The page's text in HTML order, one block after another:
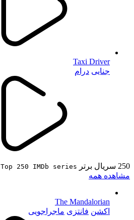
Taxi Driver
جنایی درام
250 سریال برتر IMDb Top 250 IMDb series
مشاهده همه
The Mandalorian
اکشن فانتزی ماجراجویی